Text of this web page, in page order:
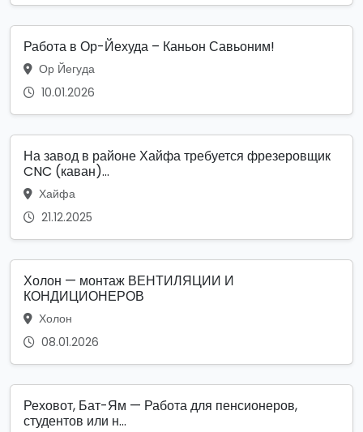
Работа в Ор-Йехуда – Каньон Савьоним!
Ор Йегуда
10.01.2026
На завод в районе Хайфа требуется фрезеровщик
CNC (каван)...
Хайфа
21.12.2025
Холон — монтаж ВЕНТИЛЯЦИИ И
КОНДИЦИОНЕРОВ
Холон
08.01.2026
Реховот, Бат-Ям — Работа для пенсионеров,
студентов или н...